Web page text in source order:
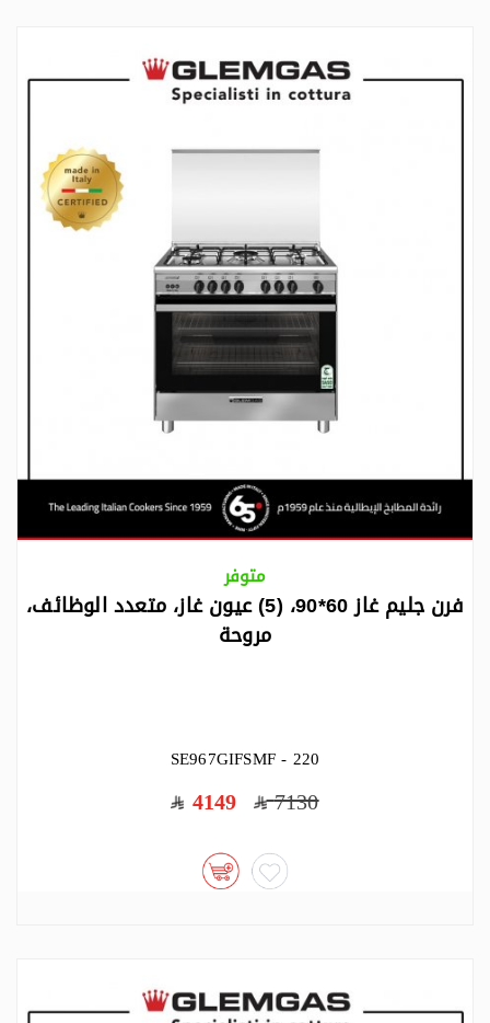
متوفر
فرن جليم غاز 60*90، (5) عيون غاز، متعدد الوظائف،
مروحة
SE967GIFSMF - 220
7130
4149